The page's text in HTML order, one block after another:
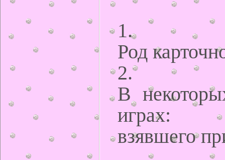
1.
Род
2.
В
играх:
взявшего